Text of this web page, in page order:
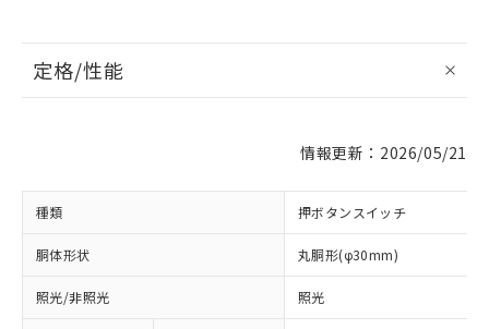
定格/性能
情報更新：2026/05/21
種類 押ボタンスイッチ
胴体形状 丸胴形(φ30mm)
照光/非照光 照光